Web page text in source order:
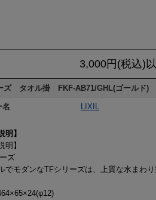
3,000円(税込)
ズ タオル掛 FKF-AB71/GHL(ゴールド)
名 LIXIL
明】
明】
ズ
でモダンなTFシリーズは、上質な水まわ